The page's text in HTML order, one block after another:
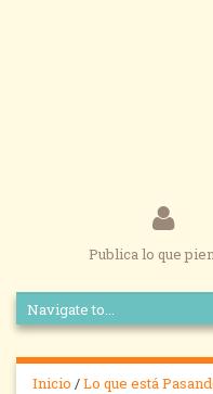
Publica lo que
Inicio /Lo que está